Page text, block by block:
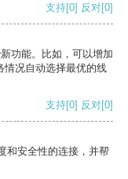
支持[0] 反对[0]
功能。比如，可以增加
情况自动选择最优的线
支持[0] 反对[0]
和安全性的连接，并帮